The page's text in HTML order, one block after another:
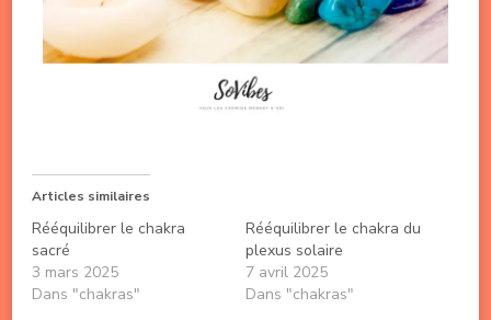
Articles similaires
Rééquilibrer le chakra
sacré
3 mars 2025
Dans "chakras"
Rééquilibrer le chakra du
plexus solaire
7 avril 2025
Dans "chakras"